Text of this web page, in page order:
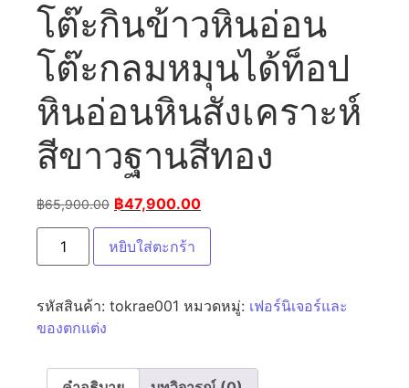
โต๊ะกินข้าวหินอ่อน
โต๊ะกลมหมุนได้ท็อป
หินอ่อนหินสังเคราะห์
สีขาวฐานสีทอง
฿65,900.00 ฿47,900.00
หยิบใส่ตะกร้า
รหัสสินค้า: tokrae001 หมวดหมู่: เฟอร์นิเจอร์และ
ของตกแต่ง